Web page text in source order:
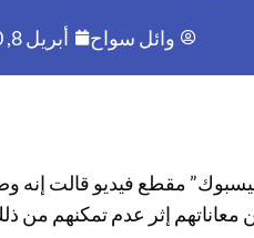
وائل سواح أبريل 8, 2020
مقطع فيديو قالت إنه
معاناتهم إثر عدم تمكنهم من